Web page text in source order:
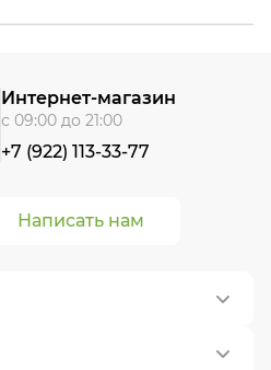
Написать нам
Интернет-магазин
с 09:00 до 21:00
+7 (922) 113-33-77